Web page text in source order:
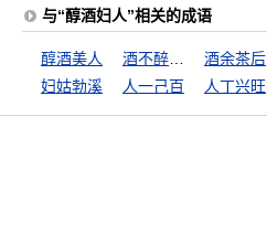
与“醇酒妇人”相关的成语
醇酒美人 酒余茶后
妇姑勃溪
人一己百 人丁兴旺